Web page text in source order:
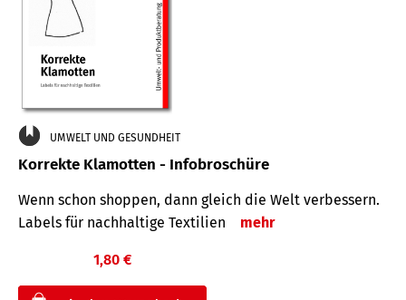
UMWELT UND GESUNDHEIT
Korrekte Klamotten - Infobroschüre
Wenn schon shoppen, dann gleich die Welt verbessern.
Labels für nachhaltige Textilien
mehr
1,80 €